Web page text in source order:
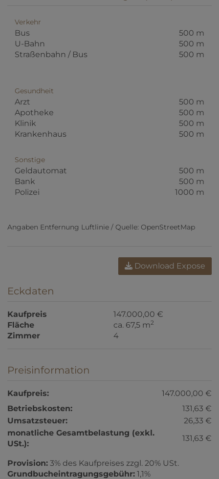
Verkehr
Bus
500 m
U-Bahn
500 m
Straßenbahn / Bus
500 m
Gesundheit
Arzt
500 m
Apotheke
500 m
Klinik
500 m
Krankenhaus
500 m
Sonstige
Geldautomat
500 m
Bank
500 m
Polizei
1000 m
Angaben Entfernung Luftlinie / Quelle: OpenStreetMap
Download Expose
Eckdaten
Kaufpreis
147.000,00 €
Fläche
ca. 67,5 m2
Zimmer 4
Preisinformation
Kaufpreis:
147.000,00 €
Betriebskosten:
131,63 €
Umsatzsteuer:
26,33 €
monatliche Gesamtbelastung (exkl.
USt.):
131,63 €
Provision: 3% des Kaufpreises zzgl. 20% USt.
Grundbucheintragungsgebühr: 1,1%